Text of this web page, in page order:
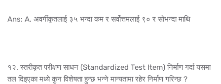
Ans: A. अवर्गीकृतलाई ३५ भन्दा कम र सर्वोत्तमलाई ९० र सोभन्दा माथि
१२. स्तरीकृत परीक्षण साधन (Standardized Test Item) निर्माण गर्दा यसमा
तल दिइएका मध्ये कुन विशेषता हुन्छ भन्ने मान्यतामा रहेर निर्माण गरिन्छ ?